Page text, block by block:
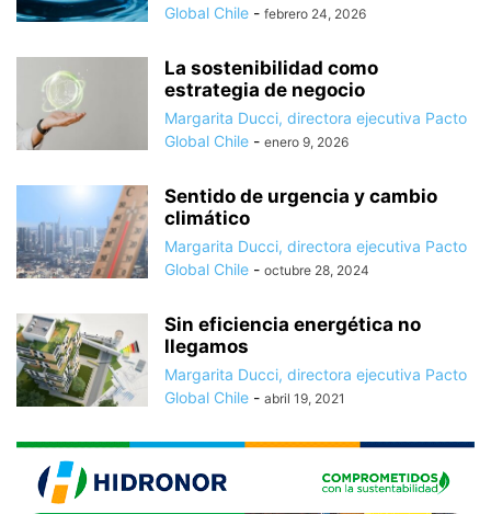
Global Chile - febrero 24, 2026
La sostenibilidad como
estrategia de negocio
Margarita Ducci, directora ejecutiva Pacto
Global Chile - enero 9, 2026
Sentido de urgencia y cambio
climático
Margarita Ducci, directora ejecutiva Pacto
Global Chile - octubre 28, 2024
Sin eficiencia energética no
llegamos
Margarita Ducci, directora ejecutiva Pacto
Global Chile - abril 19, 2021